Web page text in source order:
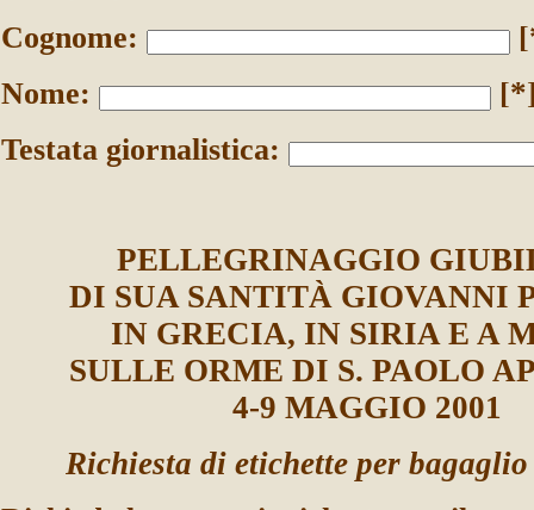
Cognome:
[
Nome: [*
Testata giornalistica:
PELLEGRINAGGIO
DI SUA SANTITÀ GIOVANNI
IN GRECIA, IN SIRIA E A
SULLE ORME DI S. PAOLO
4-9 MAGGIO 2001
Richiesta di etichette per